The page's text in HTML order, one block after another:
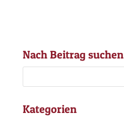
Nach Beitrag suchen
Kategorien